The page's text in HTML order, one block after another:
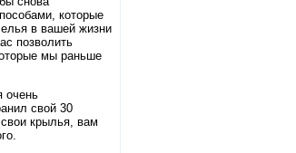
которые
в вашей жизни
позволить
мы раньше
очень
свой 30
крылья, вам